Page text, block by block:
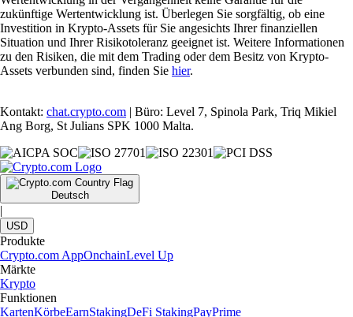
zukünftige Wertentwicklung ist. Überlegen Sie sorgfältig, ob eine
Investition in Krypto-Assets für Sie angesichts Ihrer finanziellen
Situation und Ihrer Risikotoleranz geeignet ist. Weitere Informationen
zu den Risiken, die mit dem Trading oder dem Besitz von Krypto-
Assets verbunden sind, finden Sie hier.
Kontakt: chat.crypto.com | Büro: Level 7, Spinola Park, Triq Mikiel
Ang Borg, St Julians SPK 1000 Malta.
Deutsch
|
USD
Produkte
Crypto.com AppOnchainLevel Up
Märkte
Krypto
Funktionen
KartenKörbeEarnStakingDeFi StakingPayPrime